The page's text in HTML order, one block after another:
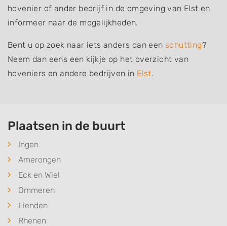
hovenier of ander bedrijf in de omgeving van Elst en
informeer naar de mogelijkheden.
Bent u op zoek naar iets anders dan een schutting?
Neem dan eens een kijkje op het overzicht van
hoveniers en andere bedrijven in Elst.
Plaatsen in de buurt
Ingen
Amerongen
Eck en Wiel
Ommeren
Lienden
Rhenen